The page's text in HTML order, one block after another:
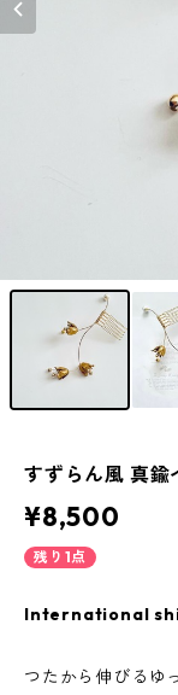
すずらん風 真鍮
¥8,500
残り1点
International
つたから伸びるゆ